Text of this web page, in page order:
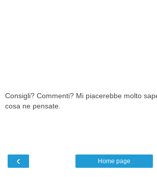
Consigli? Commenti? Mi piacerebbe molto
cosa ne pensate.
‹ Home page